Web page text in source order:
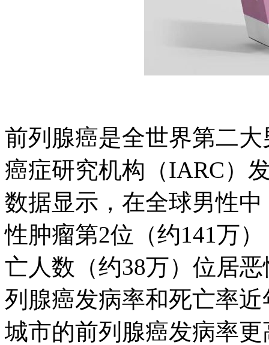
前列腺癌是全世界第二
癌症研究机构（IARC）
数据显示，在全球男性
性肿瘤第2位（约141万）
亡人数（约38万）位居
列腺癌发病率和死亡率近
城市的前列腺癌发病率